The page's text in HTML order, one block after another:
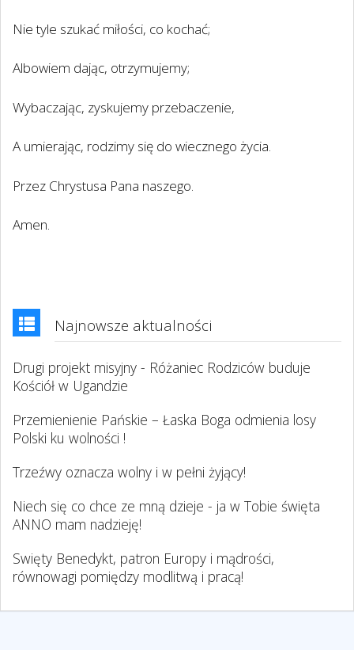
Nie tyle szukać miłości, co kochać;
Albowiem dając, otrzymujemy;
Wybaczając, zyskujemy przebaczenie,
A umierając, rodzimy się do wiecznego życia.
Przez Chrystusa Pana naszego.
Amen.
Najnowsze aktualności
Drugi projekt misyjny - Różaniec Rodziców buduje
Kościół w Ugandzie
Przemienienie Pańskie – Łaska Boga odmienia losy
Polski ku wolności !
Trzeźwy oznacza wolny i w pełni żyjący!
Niech się co chce ze mną dzieje - ja w Tobie święta
ANNO mam nadzieję!
Swięty Benedykt, patron Europy i mądrości,
równowagi pomiędzy modlitwą i pracą!